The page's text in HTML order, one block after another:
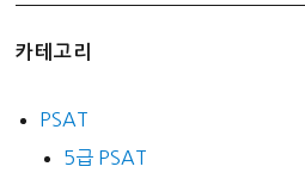
카테고리
PSAT
5급 PSAT